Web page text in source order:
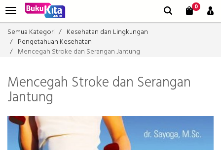
0
Semua Kategori
Kesehatan dan Lingkungan
Pengetahuan Kesehatan
Mencegah Stroke dan Serangan Jantung
Mencegah Stroke dan Serangan
Jantung